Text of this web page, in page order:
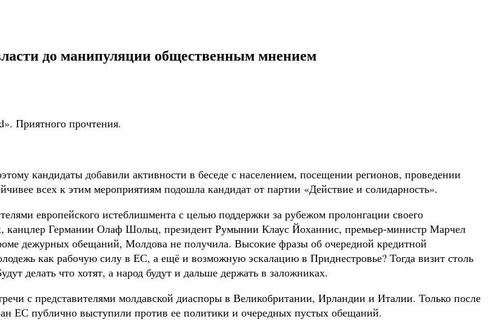
до манипуляции общественным мнением
Приятного прочтения.
кандидаты добавили активности в беседе с населением, посещении регионов, проведении
всех к этим мероприятиям подошла кандидат от партии «Действие и солидарность».
европейского истеблишмента с целью поддержки за рубежом пролонгации своего
канцлер Германии Олаф Шольц, президент Румынии Клаус Йоханнис, премьер-министр Марчел
дежурных обещаний, Молдова не получила. Высокие фразы об очередной кредитной
как рабочую силу в ЕС, а ещё и возможную эскалацию в Приднестровье? Тогда визит столь
делать что хотят, а народ будут и дальше держать в заложниках.
с представителями молдавской диаспоры в Великобритании, Ирландии и Италии. Только после
ЕС публично выступили против ее политики и очередных пустых обещаний.